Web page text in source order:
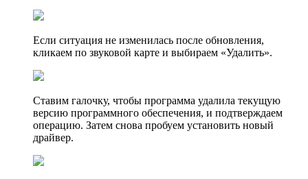
Если ситуация не изменилась после обновления,
кликаем по звуковой карте и выбираем «Удалить».
Ставим галочку, чтобы программа удалила текущую
версию программного обеспечения, и подтверждаем
операцию. Затем снова пробуем установить новый
драйвер.